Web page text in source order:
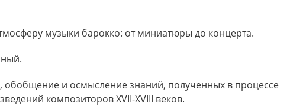
музыки барокко: от миниатюры до концерта.
обобщение и осмысление знаний, полученных в процессе
композиторов XVII-XVIII веков.